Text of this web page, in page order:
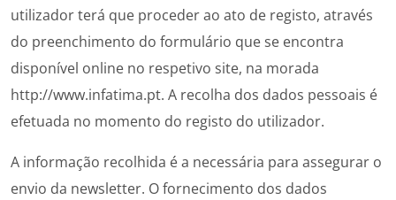
utilizador terá que proceder ao ato de registo, através
do preenchimento do formulário que se encontra
disponível online no respetivo site, na morada
http://www.infatima.pt. A recolha dos dados pessoais é
efetuada no momento do registo do utilizador.
A informação recolhida é a necessária para assegurar o
envio da newsletter. O fornecimento dos dados